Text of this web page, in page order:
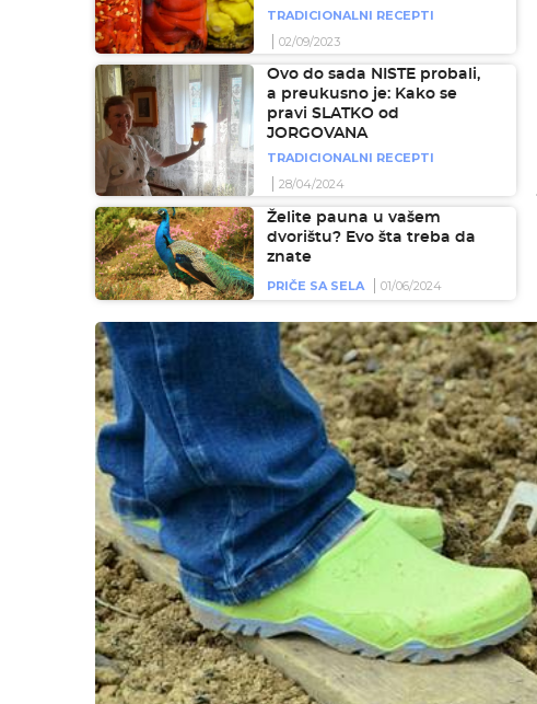
TRADICIONALNI RECEPTI
02/09/2023
Ovo do sada NISTE probali,
a preukusno je: Kako se
pravi SLATKO od
JORGOVANA
TRADICIONALNI RECEPTI
28/04/2024
Želite pauna u vašem
dvorištu? Evo šta treba da
znate
PRIČE SA SELA
01/06/2024